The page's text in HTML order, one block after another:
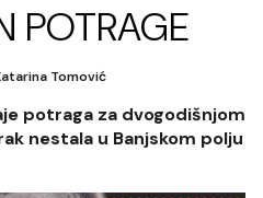
POTRAGE
Tomović
potraga za dvogodišnjom
nestala u Banjskom polju